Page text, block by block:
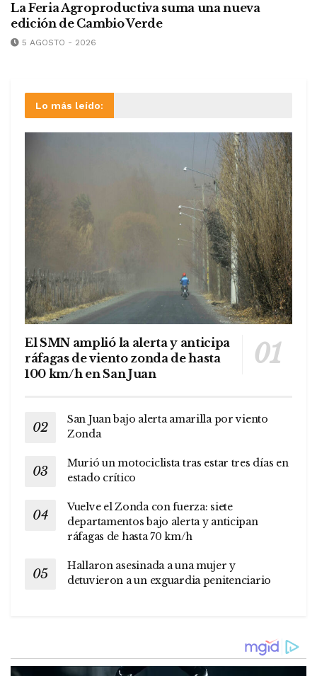
La Feria Agroproductiva suma una nueva
edición de Cambio Verde
5 AGOSTO - 2026
Lo más leído:
El SMN amplió la alerta y anticipa
ráfagas de viento zonda de hasta
100 km/h en San Juan
San Juan bajo alerta amarilla por viento
Zonda
Murió un motociclista tras estar tres días en
estado crítico
Vuelve el Zonda con fuerza: siete
departamentos bajo alerta y anticipan
ráfagas de hasta 70 km/h
Hallaron asesinada a una mujer y
detuvieron a un exguardia penitenciario